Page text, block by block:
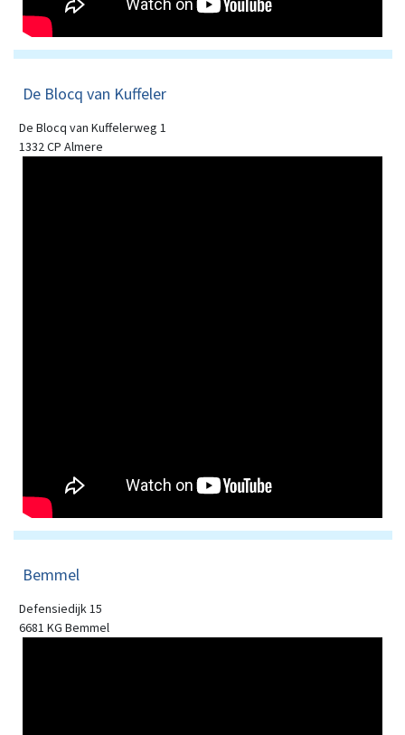
De Blocq van Kuffeler
De Blocq van Kuffelerweg 1
1332 CP Almere
Bemmel
Defensiedijk 15
6681 KG Bemmel